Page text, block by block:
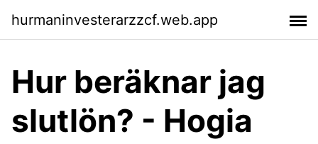
hurmaninvesterarzzcf.web.app
Hur beräknar jag
slutlön? - Hogia